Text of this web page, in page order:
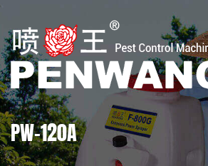
PW-120A